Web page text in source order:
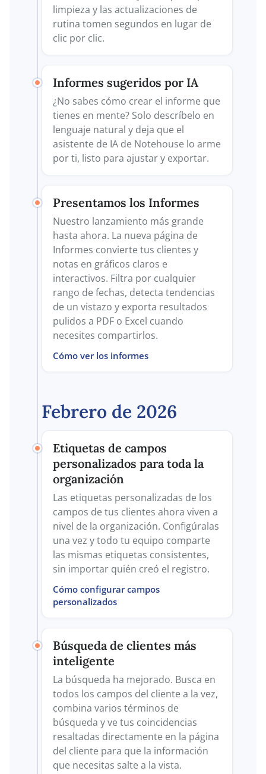
limpieza y las actualizaciones de
rutina tomen segundos en lugar de
clic por clic.
Informes sugeridos por IA
¿No sabes cómo crear el informe que
tienes en mente? Solo descríbelo en
lenguaje natural y deja que el
asistente de IA de Notehouse lo arme
por ti, listo para ajustar y exportar.
Presentamos los Informes
Nuestro lanzamiento más grande
hasta ahora. La nueva página de
Informes convierte tus clientes y
notas en gráficos claros e
interactivos. Filtra por cualquier
rango de fechas, detecta tendencias
de un vistazo y exporta resultados
pulidos a PDF o Excel cuando
necesites compartirlos.
Cómo ver los informes
Febrero de 2026
Etiquetas de campos
personalizados para toda la
organización
Las etiquetas personalizadas de los
campos de tus clientes ahora viven a
nivel de la organización. Configúralas
una vez y todo tu equipo comparte
las mismas etiquetas consistentes,
sin importar quién creó el registro.
Cómo configurar campos
personalizados
Búsqueda de clientes más
inteligente
La búsqueda ha mejorado. Busca en
todos los campos del cliente a la vez,
combina varios términos de
búsqueda y ve tus coincidencias
resaltadas directamente en la página
del cliente para que la información
que necesitas salte a la vista.